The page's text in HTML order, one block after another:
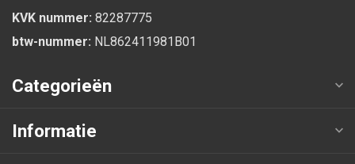
KVK nummer: 82287775
btw-nummer: NL862411981B01
Categorieën
Informatie